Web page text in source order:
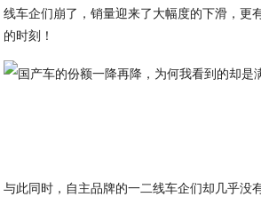
线车企们崩了，销量迎来了大幅度的下滑，更
的时刻！
与此同时，自主品牌的一二线车企们却几乎没